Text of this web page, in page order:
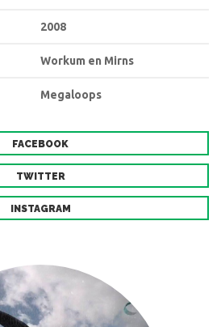
2008
Workum en Mirns
Megaloops
FACEBOOK
TWITTER
INSTAGRAM